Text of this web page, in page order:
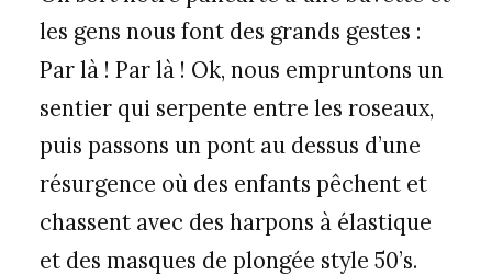
les gens nous font des grands gestes :
Par là ! Par là ! Ok, nous empruntons un
sentier qui serpente entre les roseaux,
puis passons un pont au dessus d’une
résurgence où des enfants pêchent et
chassent avec des harpons à élastique
et des masques de plongée style 50’s.